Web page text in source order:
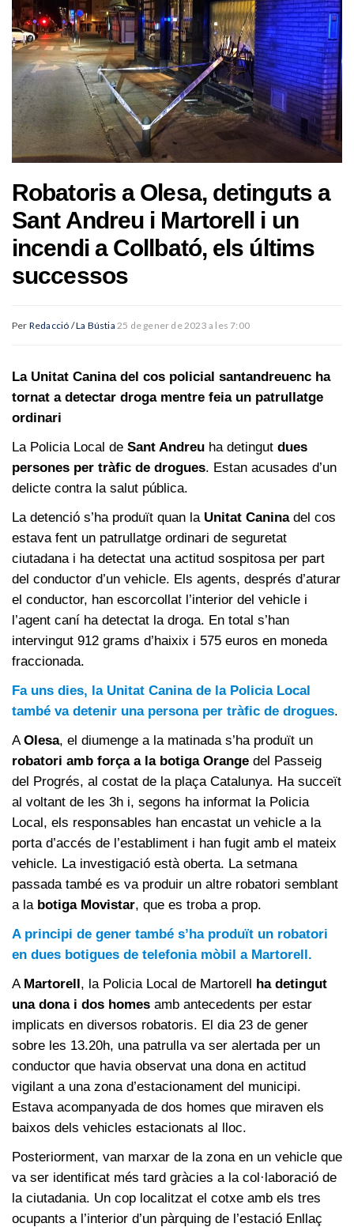
Robatoris a Olesa, detinguts a
Sant Andreu i Martorell i un
incendi a Collbató, els últims
successos
Per Redacció / La Bústia 25 de gener de 2023 a les 7:00
La Unitat Canina del cos policial santandreuenc ha
tornat a detectar droga mentre feia un patrullatge
ordinari
La Policia Local de Sant Andreu ha detingut dues
persones per tràfic de drogues. Estan acusades d’un
delicte contra la salut pública.
La detenció s’ha produït quan la Unitat Caninadel cos
estava fent un patrullatge ordinari de seguretat
ciutadana i ha detectat una actitud sospitosa per part
del conductor d’un vehicle. Els agents, després d’aturar
el conductor, han escorcollat l’interior del vehicle i
l’agent caní ha detectat la droga. En total s’han
intervingut 912 grams d’haixix i 575 euros en moneda
fraccionada.
Fa uns dies, la Unitat Canina de la Policia Local
també va detenir una persona per tràfic de drogues.
A Olesa, el diumenge a la matinada s’ha produït un
robatori amb força a la botiga Orange del Passeig
del Progrés, al costat de la plaça Catalunya. Ha succeït
al voltant de les 3h i, segons ha informat la Policia
Local, els responsables han encastat un vehicle a la
porta d’accés de l’establiment i han fugit amb el mateix
vehicle. La investigació està oberta. La setmana
passada també es va produir un altre robatori semblant
a la botiga Movistar, que es troba a prop.
A principi de gener també s’ha produït un robatori
en dues botigues de telefonia mòbil a Martorell.
A Martorell, la Policia Local de Martorell ha detingut
una dona i dos homes amb antecedents per estar
implicats en diversos robatoris. El dia 23 de gener
sobre les 13.20h, una patrulla va ser alertada per un
conductor que havia observat una dona en actitud
vigilant a una zona d’estacionament del municipi.
Estava acompanyada de dos homes que miraven els
baixos dels vehicles estacionats al lloc.
Posteriorment, van marxar de la zona en un vehicle que
va ser identificat més tard gràcies a la col·laboració de
la ciutadania. Un cop localitzat el cotxe amb els tres
ocupants a l’interior d’un pàrquing de l’estació Enllaç